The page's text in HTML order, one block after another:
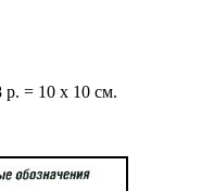
р. = 10 х 10 см.